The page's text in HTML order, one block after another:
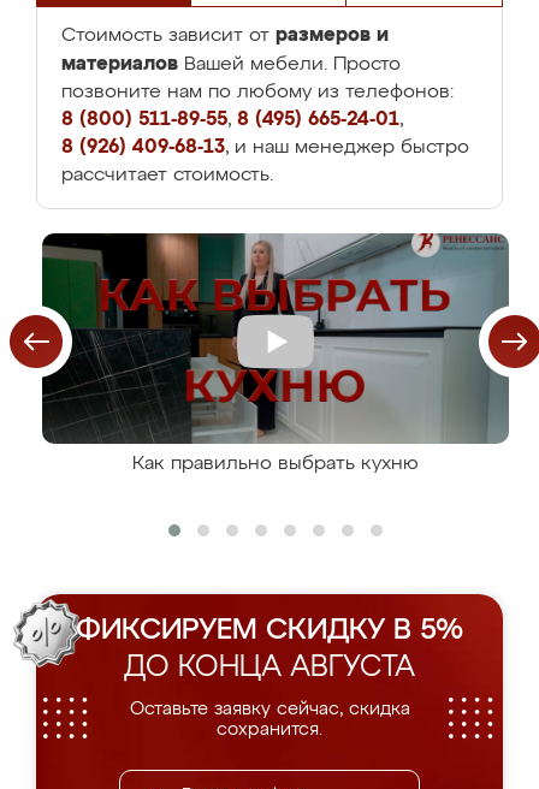
Стоимость зависит от размеров и
материалов Вашей мебели. Просто
позвоните нам по любому из телефонов:
8 (800) 511-89-55, 8 (495) 665-24-01,
8 (926) 409-68-13, и наш менеджер быстро
рассчитает стоимость.
Как правильно выбрать кухню
ФИКСИРУЕМ СКИДКУ В 5%
ДО КОНЦА АВГУСТА
Оставьте заявку сейчас, скидка
сохранится.